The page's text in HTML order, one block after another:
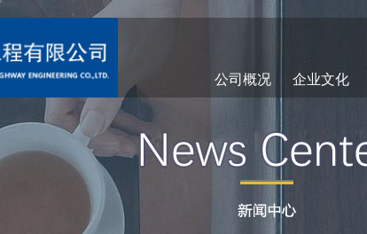
公司概况 企业文化